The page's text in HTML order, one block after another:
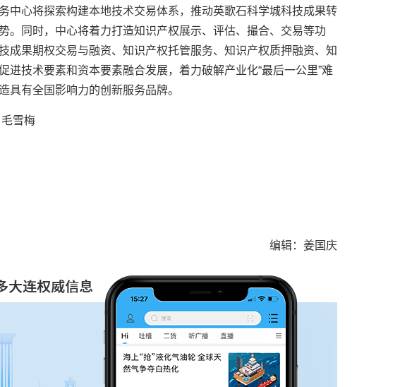
中心将探索构建本地技术交易体系，推动英歌石科学城科技成果转
。同时，中心将着力打造知识产权展示、评估、撮合、交易等功
成果期权交易与融资、知识产权托管服务、知识产权质押融资、知
进技术要素和资本要素融合发展，着力破解产业化“最后一公里”难
具有全国影响力的创新服务品牌。
雪梅
编辑：姜国庆